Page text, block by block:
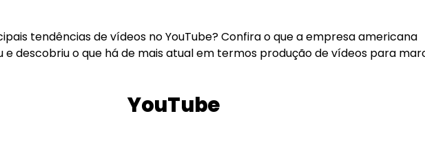
tendências de vídeos no YouTube? Confira o que a empresa americana
e descobriu o que há de mais atual em termos produção de vídeos para
YouTube